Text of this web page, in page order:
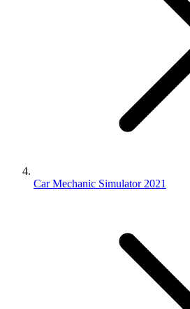
Car Mechanic Simulator 2021